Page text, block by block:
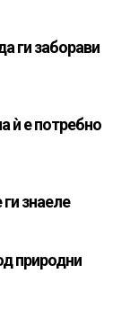
ги заборави
ѝ е потребно
знаеле
природни